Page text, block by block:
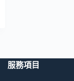
服務項目